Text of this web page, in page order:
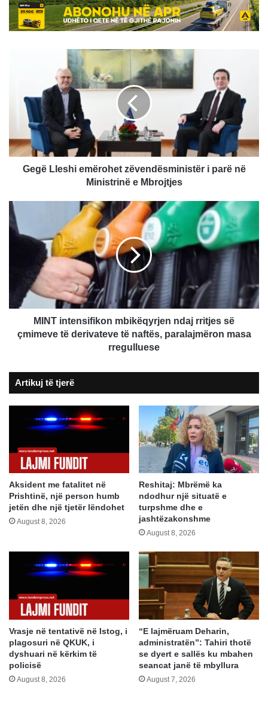
zëvendësministër
Ministrinë
e
Mbrojtjes
Gegë Lleshi emërohet zëvendësministër i parë në
Ministrinë e Mbrojtjes
MINT
intensifikon
mbikëqyrjen
çmimeve
derivateve
naftës,
MINT intensifikon mbikëqyrjen ndaj rritjes së
çmimeve të derivateve të naftës, paralajmëron masa
rregulluese
Artikuj të tjerë
Aksident me fatalitet në
Prishtinë, një person humb
jetën dhe një tjetër lëndohet
August 8, 2026
Reshitaj: Mbrëmë ka
ndodhur një situatë e
turpshme dhe e
jashtëzakonshme
August 8, 2026
Vrasje në tentativë në Istog, i
plagosuri në QKUK, i
dyshuari në kërkim të
policisë
August 8, 2026
“E lajmëruam Deharin,
administratën”: Tahiri thotë
se dyert e sallës ku mbahen
seancat janë të mbyllura
August 7, 2026